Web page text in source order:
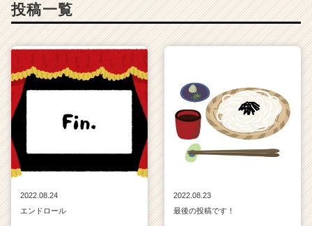
投稿一覧
2022.08.24
エンドロール
2022.08.23
最後の投稿です！